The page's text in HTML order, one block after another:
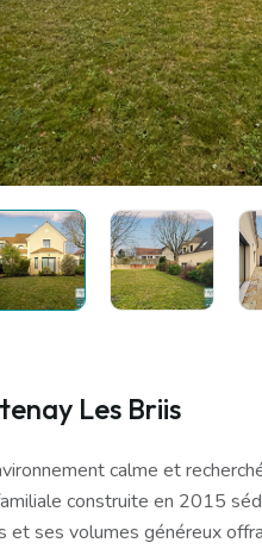
Les Briis
calme et
construite en 2015
et ses volumes généreux